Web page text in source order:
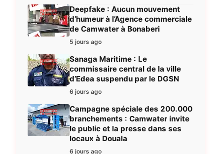
Deepfake : Aucun mouvement
d’humeur à l’Agence commerciale
de Camwater à Bonaberi
5 jours ago
Sanaga Maritime : Le
commissaire central de la ville
d’Edea suspendu par le DGSN
6 jours ago
Campagne spéciale des 200.000
branchements : Camwater invite
le public et la presse dans ses
locaux à Douala
6 jours ago